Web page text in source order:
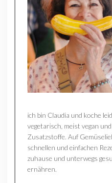
ich bin Claudia und koche
vegetarisch, meist vegan
Zusatzstoffe. Auf
schnellen und einfachen
zuhause und unterwegs
ernähren.